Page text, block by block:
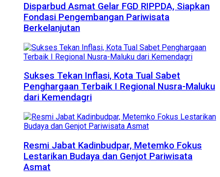
Disparbud Asmat Gelar FGD RIPPDA, Siapkan
Fondasi Pengembangan Pariwisata
Berkelanjutan
Sukses Tekan Inflasi, Kota Tual Sabet
Penghargaan Terbaik I Regional Nusra-Maluku
dari Kemendagri
Resmi Jabat Kadinbudpar, Metemko Fokus
Lestarikan Budaya dan Genjot Pariwisata
Asmat